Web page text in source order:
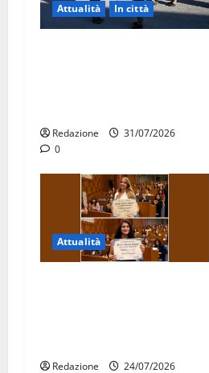
Attualità In città
Redazione
31/07/2026
0
Attualità
Redazione 24/07/2026